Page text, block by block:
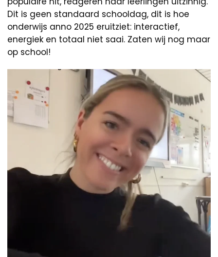
Dit is geen standaard schooldag, dit is hoe
onderwijs anno 2025 eruitziet: interactief,
energiek en totaal niet saai. Zaten wij nog maar
op school!